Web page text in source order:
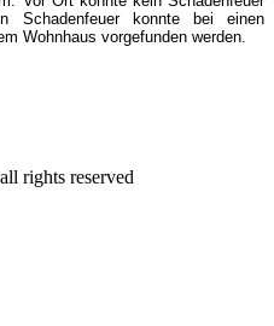
Schadenfeuer konnte bei einen
Wohnhaus vorgefunden werden.
rights reserved